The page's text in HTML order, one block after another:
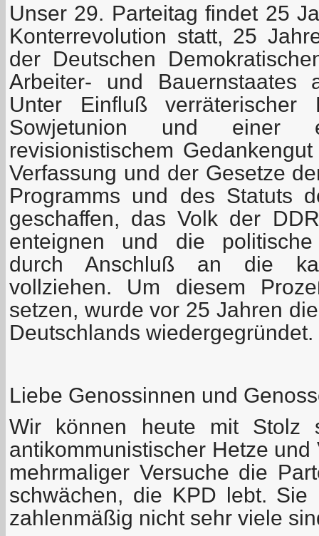
Unser 29. Parteitag findet 25
Konterrevolution statt, 25
der Deutschen
Arbeiter- und Bauernstaates
Unter Einfluß verräterischer
Sowjetunion und einer
revisionistischem
Verfassung und der Gesetze
Programms und des Statuts
geschaffen, das Volk der
enteignen und die
durch Anschluß an die
vollziehen. Um diesem
setzen, wurde vor 25 Jahren
Deutschlands wiedergegründet.
Liebe Genossinnen und
Wir können heute mit Stolz
antikommunistischer Hetze
mehrmaliger Versuche die
schwächen, die KPD lebt. Sie
zahlenmäßig nicht sehr viele